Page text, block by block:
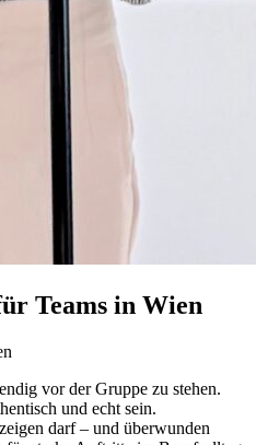
Teams in Wien
vor der Gruppe zu stehen.
und echt sein.
darf – und überwunden